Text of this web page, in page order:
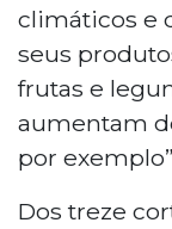
climáticos e
seus
frutas e
aumentam
por
Dos treze